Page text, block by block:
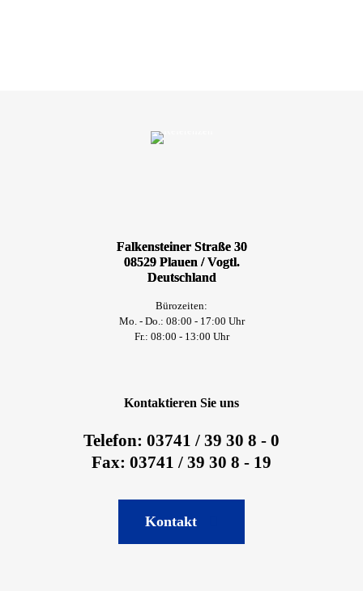
Falkensteiner Straße 30
08529 Plauen / Vogtl.
Deutschland
Bürozeiten:
Mo. - Do.: 08:00 - 17:00 Uhr
Fr.: 08:00 - 13:00 Uhr
Kontaktieren Sie uns
Telefon: 03741 / 39 30 8 - 0
Fax: 03741 / 39 30 8 - 19
Kontakt